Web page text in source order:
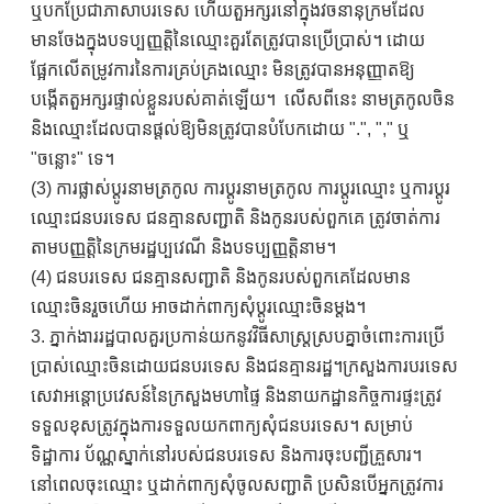
ឬបកប្រែជាភាសាបរទេស ហើយតួអក្សរនៅក្នុងវចនានុក្រមដែល
មានចែងក្នុងបទប្បញ្ញត្តិនៃឈ្មោះគួរតែត្រូវបានប្រើប្រាស់។ ដោយ
ផ្អែកលើតម្រូវការនៃការគ្រប់គ្រងឈ្មោះ មិនត្រូវបានអនុញ្ញាតឱ្យ
បង្កើតតួអក្សរផ្ទាល់ខ្លួនរបស់គាត់ឡើយ។ លើសពីនេះ នាមត្រកូលចិន
និងឈ្មោះដែលបានផ្តល់ឱ្យមិនត្រូវបានបំបែកដោយ ".", "," ឬ
"ចន្លោះ" ទេ។
(3) ការផ្លាស់ប្តូរនាមត្រកូល ការប្តូរនាមត្រកូល ការប្តូរឈ្មោះ ឬការប្តូរ
ឈ្មោះជនបរទេស ជនគ្មានសញ្ជាតិ និងកូនរបស់ពួកគេ ត្រូវចាត់ការ
តាមបញ្ញត្តិនៃក្រមរដ្ឋប្បវេណី និងបទប្បញ្ញត្តិនាម។
(4) ជនបរទេស ជនគ្មានសញ្ជាតិ និងកូនរបស់ពួកគេដែលមាន
ឈ្មោះចិនរួចហើយ អាចដាក់ពាក្យសុំប្តូរឈ្មោះចិនម្តង។
3. ភ្នាក់ងាររដ្ឋបាលគួរប្រកាន់យកនូវវិធីសាស្រ្តស្របគ្នាចំពោះការប្រើ
ប្រាស់ឈ្មោះចិនដោយជនបរទេស និងជនគ្មានរដ្ឋ។ក្រសួងការបរទេស
សេវាអន្តោប្រវេសន៍នៃក្រសួងមហាផ្ទៃ និងនាយកដ្ឋានកិច្ចការផ្ទះត្រូវ
ទទួលខុសត្រូវក្នុងការទទួលយកពាក្យសុំជនបរទេស។ សម្រាប់
ទិដ្ឋាការ ប័ណ្ណស្នាក់នៅរបស់ជនបរទេស និងការចុះបញ្ជីគ្រួសារ។
នៅពេលចុះឈ្មោះ ឬដាក់ពាក្យសុំចូលសញ្ជាតិ ប្រសិនបើអ្នកត្រូវការ